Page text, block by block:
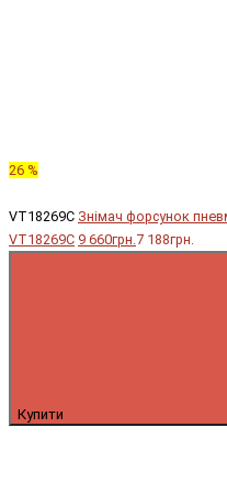
26 %
VT18269C Знімач форсунок
VT18269C 9 660грн. 7 188грн.
Купити